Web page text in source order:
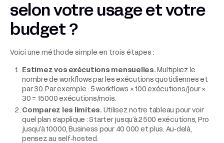
selon votre usage et votre
budget ?
Voici une méthode simple en trois étapes :
Estimez vos exécutions mensuelles.Multipliez le
nombre de workflows par les exécutions quotidiennes et
par 30. Par exemple : 5 workflows × 100 exécutions/jour ×
30 = 15 000 exécutions/mois.
Comparez les limites.Utilisez notre tableau pour voir
quel plan s’applique : Starter jusqu’à 2 500 exécutions, Pro
jusqu’à 10 000, Business pour 40 000 et plus. Au‑delà,
pensez au self‑hosted.